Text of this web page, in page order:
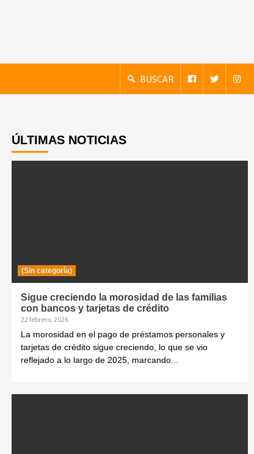
BUSCAR
ÚLTIMAS NOTICIAS
(Sin categoría)
Sigue creciendo la morosidad de las familias
con bancos y tarjetas de crédito
22 febrero, 2026
La morosidad en el pago de préstamos personales y
tarjetas de crédito sigue creciendo, lo que se vio
reflejado a lo largo de 2025, marcando...